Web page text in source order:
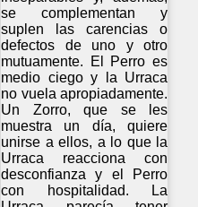
se complementan y
suplen las carencias o
defectos de uno y otro
mutuamente. El Perro es
medio ciego y la Urraca
no vuela apropiadamente.
Un Zorro, que se les
muestra un día, quiere
unirse a ellos, a lo que la
Urraca reacciona con
desconfianza y el Perro
con hospitalidad. La